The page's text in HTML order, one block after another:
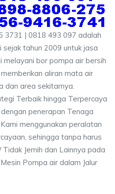
3731 | 0818 493 097 adalah
tahun 2009 untuk jasa
bor pompa air bersih
aliran mata air
dan area sekitarnya.
Terbaik hingga Terpercaya
penerapan Tenaga
menggunakan peralatan
sehingga tanpa harus
Jernih dan Lainnya pada
Pompa air dalam Jalur